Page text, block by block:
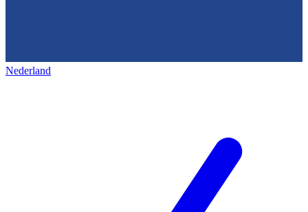
Nederland